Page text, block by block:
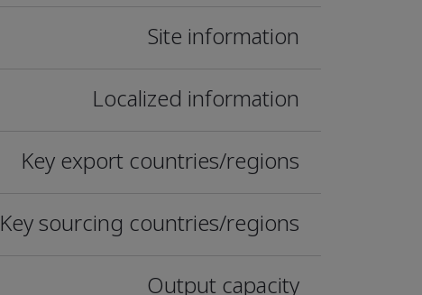
Site information
Localized information
Key export countries/regions
Key sourcing countries/regions